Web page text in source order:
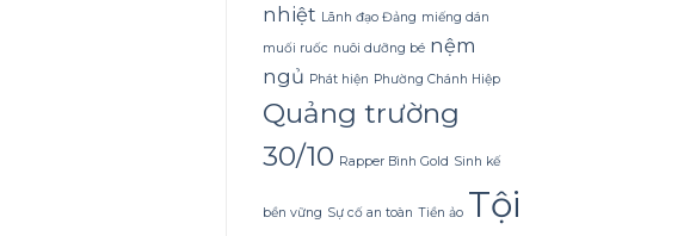
nhiệt Lãnh đạo Đảng miếng dán
muối ruốc nuôi dưỡng bé nệm
ngủ Phát hiện Phường Chánh Hiệp
Quảng trường
30/10 Rapper Bình Gold Sinh kế
bền vững Sự cố an toàn Tiền ảo Tội